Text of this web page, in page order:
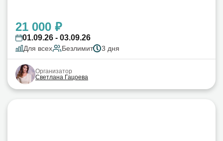
21 000 ₽
01.09.26 - 03.09.26
Для всех Безлимит 3 дня
Организатор
Светлана Гацоева